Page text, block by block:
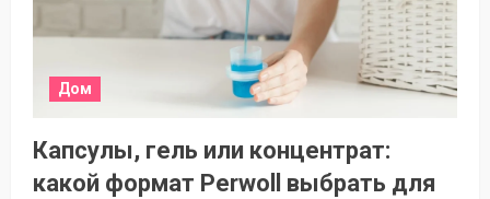
Дом
Капсулы, гель или концентрат:
какой формат Perwoll выбрать для